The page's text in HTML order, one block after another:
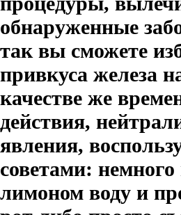
обнаруженные
так вы сможете
привкуса железа
качестве же
действия,
явления,
советами:
лимоном воду и